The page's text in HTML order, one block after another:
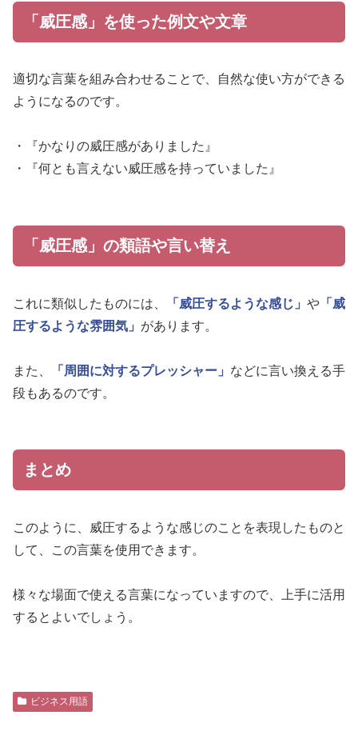
「威圧感」を使った例文や文章
適切な言葉を組み合わせることで、自然な使い方ができる
ようになるのです。
・『かなりの威圧感がありました』
・『何とも言えない威圧感を持っていました』
「威圧感」の類語や言い替え
これに類似したものには、 「威圧するような感じ」 や 「威
圧するような雰囲気」 があります。
また、 「周囲に対するプレッシャー」 などに言い換える手
段もあるのです。
まとめ
このように、威圧するような感じのことを表現したものと
して、この言葉を使用できます。
様々な場面で使える言葉になっていますので、上手に活用
するとよいでしょう。
ビジネス用語